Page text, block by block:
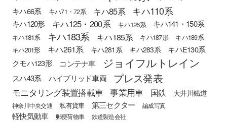
キハ66系 キハ71・72系 キハ85系 キハ110系
キハ120形 キハ125・200系 キハ126系 キハ141・150系
キハ181系 キハ183系 キハ185系 キハ187形
キハ189系
キハ201形
キハ261系 キハ281系 キハ283系
キハE130系
クモハ123形
コンテナ車 ジョイフルトレイン
スハ43系 ハイブリッド車両 プレス発表
モニタリング装置搭載車 事業用車 国鉄 大井川鐵道
神奈川中央交通 私有貨車 第三セクター 編成写真
軽快気動車 郵便荷物車 鉄道製造会社